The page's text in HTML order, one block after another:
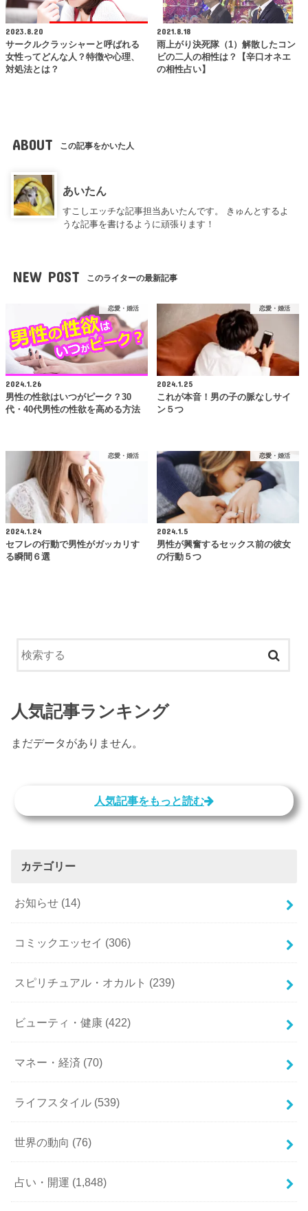
2023.8.20
サークルクラッシャーと呼ばれる
女性ってどんな人？特徴や心理、
対処法とは？
2021.8.18
雨上がり決死隊（1）解散したコン
ビの二人の相性は？【辛口オネエ
の相性占い】
ABOUT この記事をかいた人
あいたん
すこしエッチな記事担当あいたんです。 きゅんとするよ
うな記事を書けるように頑張ります！
NEW POST このライターの最新記事
恋愛・婚活
2024.1.26
男性の性欲はいつがピーク？30
代・40代男性の性欲を高める方法
恋愛・婚活
2024.1.25
これが本音！男の子の脈なしサイ
ン５つ
恋愛・婚活
2024.1.24
セフレの行動で男性がガッカリす
る瞬間６選
恋愛・婚活
2024.1.5
男性が興奮するセックス前の彼女
の行動５つ
人気記事ランキング
まだデータがありません。
人気記事をもっと読む
カテゴリー
お知らせ (14)
コミックエッセイ (306)
スピリチュアル・オカルト (239)
ビューティ・健康 (422)
マネー・経済 (70)
ライフスタイル (539)
世界の動向 (76)
占い・開運 (1,848)